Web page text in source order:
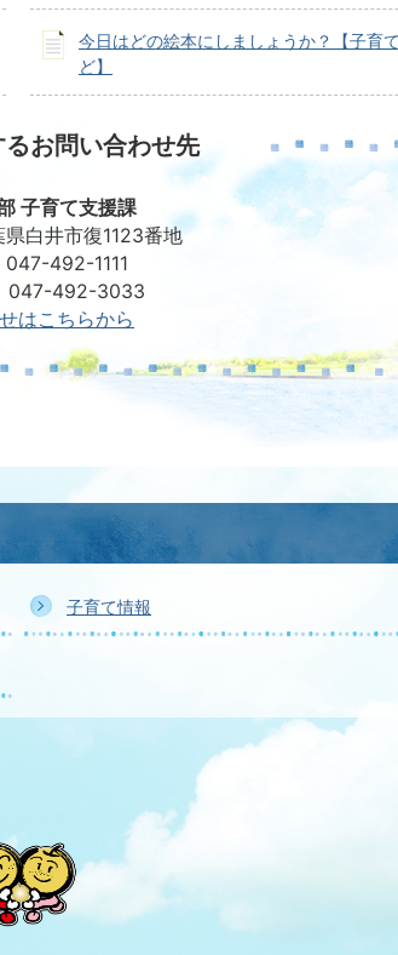
今日はどの絵本にしましょうか？【子育
ど】
お問い合わせ先
子育て支援課
白井市復1123番地
047-492-1111
047-492-3033
はこちらから
子育て情報